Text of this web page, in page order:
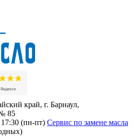
край, г. Барнаул,
85
(пн-пт) Сервис по замене масла